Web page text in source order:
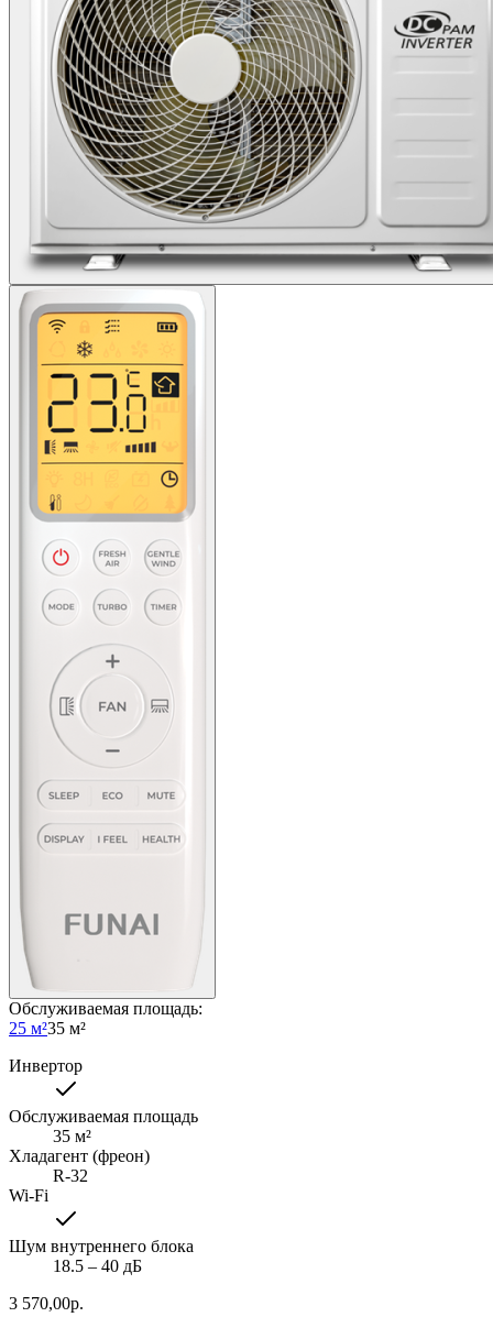
Обслуживаемая площадь:
25 м²35 м²
Инвертор
Обслуживаемая площадь
35 м²
Хладагент (фреон)
R-32
Wi-Fi
Шум внутреннего блока
18.5 ‒ 40 дБ
3 570,00р.